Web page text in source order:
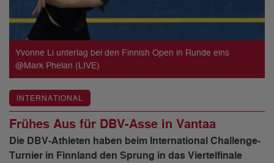
Yvonne Li unterlag bei den Finnish Open in Runde eins
@Mark Phelan (LIVE)
INTERNATIONAL
Frühes Aus für DBV-Asse in Vantaa
Die DBV-Athleten haben beim International Challenge-
Turnier in Finnland den Sprung in das Viertelfinale